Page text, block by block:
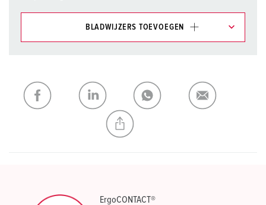
BLADWIJZERS TOEVOEGEN
Mijn lijst TOEVOEGEN
NIEUW LIJST MAKEN
ErgoCONTACT®